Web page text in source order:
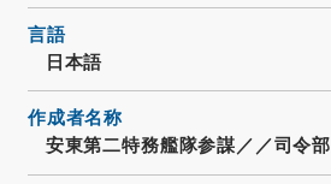
言語
日本語
作成者名称
安東第二特務艦隊参謀／／司令部